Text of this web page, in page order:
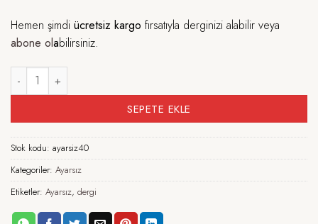
Hemen şimdi ücretsiz kargo fırsatıyla derginizi alabilir veya
abone olabilirsiniz.
Ayarsız - Haziran 2019 Sayı: 40 adet
SEPETE EKLE
Stok kodu: ayarsiz40
Kategoriler: Ayarsız
Etiketler: Ayarsız, dergi